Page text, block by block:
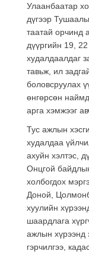
Улаанбаатар
дүгээр
таатай орчинд
дүүргийн 19,
худалдаалдаг
тавьж, ил
боловсруулах
өнгөрсөн
арга хэмжээг
Тус ажлын
худалдаа
ахуйн хэлтэс,
Онцгой
холбогдох
Доной,
хуулийн
шаардлага
ажлын хүрээнд
гэрчилгээ,